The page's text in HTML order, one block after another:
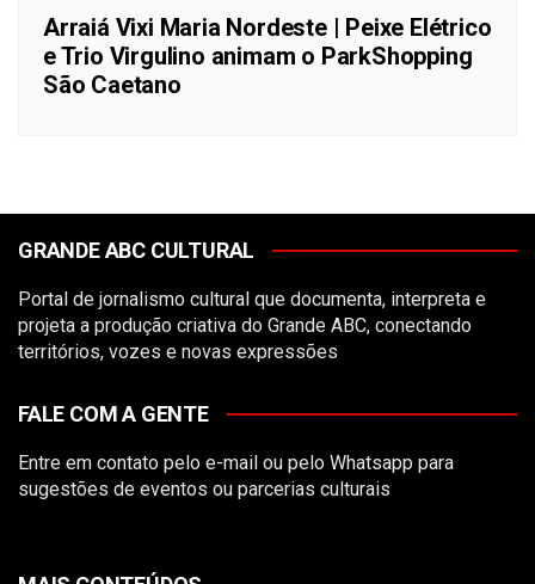
Arraiá Vixi Maria Nordeste | Peixe Elétrico
e Trio Virgulino animam o ParkShopping
São Caetano
GRANDE ABC CULTURAL
Portal de jornalismo cultural que documenta, interpreta e
projeta a produção criativa do Grande ABC, conectando
territórios, vozes e novas expressões
FALE COM A GENTE
Entre em contato pelo e-mail ou pelo Whatsapp para
sugestões de eventos ou parcerias culturais